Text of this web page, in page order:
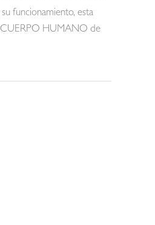
funcionamiento, esta
CUERPO HUMANO de